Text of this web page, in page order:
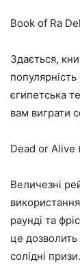
Book of Ra
Здається,
єгипетська
вам виграти
Dead or
Величезні
раунді та
це
солідні призи.